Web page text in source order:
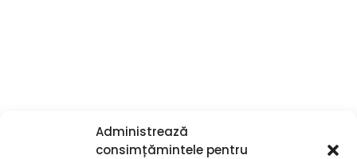
Administrează
consimțămintele pentru